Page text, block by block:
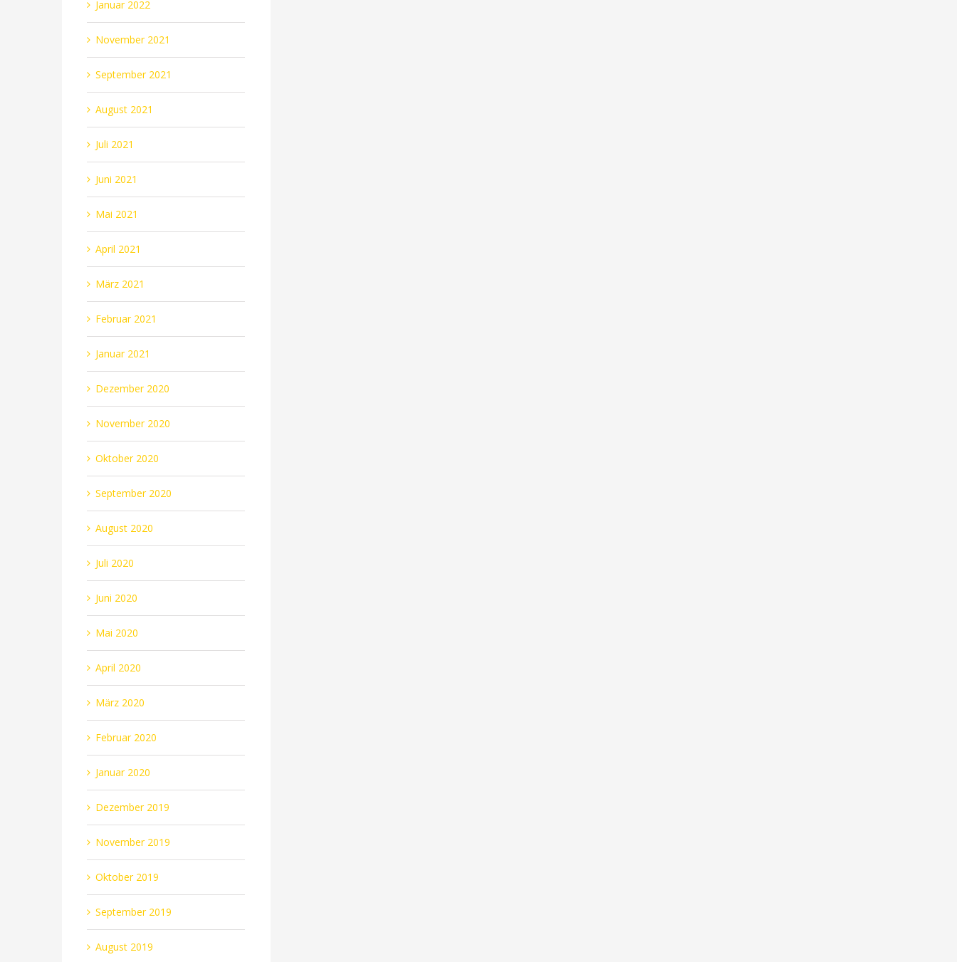
Januar 2022
November 2021
September 2021
August 2021
Juli 2021
Juni 2021
Mai 2021
April 2021
März 2021
Februar 2021
Januar 2021
Dezember 2020
November 2020
Oktober 2020
September 2020
August 2020
Juli 2020
Juni 2020
Mai 2020
April 2020
März 2020
Februar 2020
Januar 2020
Dezember 2019
November 2019
Oktober 2019
September 2019
August 2019